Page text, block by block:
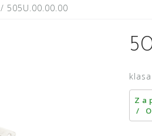
/ 505U.00.00.00